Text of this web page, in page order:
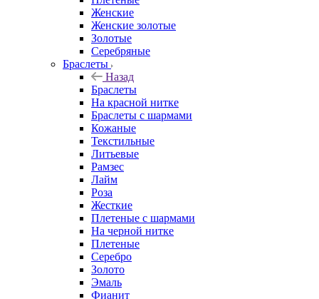
Женские
Женские золотые
Золотые
Серебряные
Браслеты
Назад
Браслеты
На красной нитке
Браслеты с шармами
Кожаные
Текстильные
Литьевые
Рамзес
Лайм
Роза
Жесткие
Плетеные с шармами
На черной нитке
Плетеные
Серебро
Золото
Эмаль
Фианит